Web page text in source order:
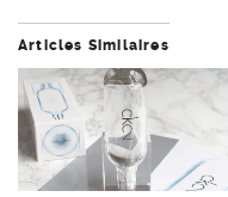
Articles Similaires